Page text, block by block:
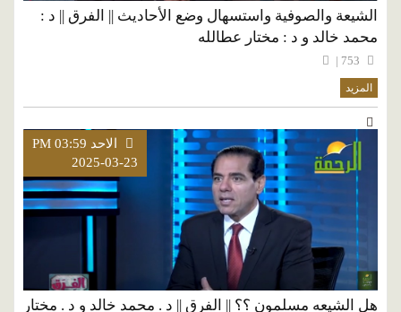
الشيعة والصوفية واستسهال وضع الأحاديث || الفرق || د :
محمد خالد و د : مختار عطالله
المزيد
الاحد PM 03:59
2025-03-23
هل الشيعه مسلمون ؟؟ || الفرق || د . محمد خالد و د . مختار